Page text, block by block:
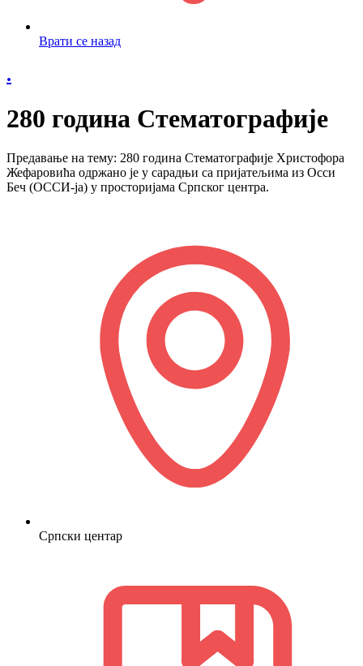
Врати се назад
.
280 година Стематографије
Предавање на тему: 280 година Стематографије Христофора
Жефаровића одржано је у сарадњи са пријатељима из Осси
Беч (ОССИ-ја) у просторијама Српског центра.
Српски центар